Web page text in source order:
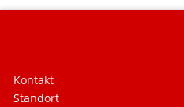
Kontakt
Standort